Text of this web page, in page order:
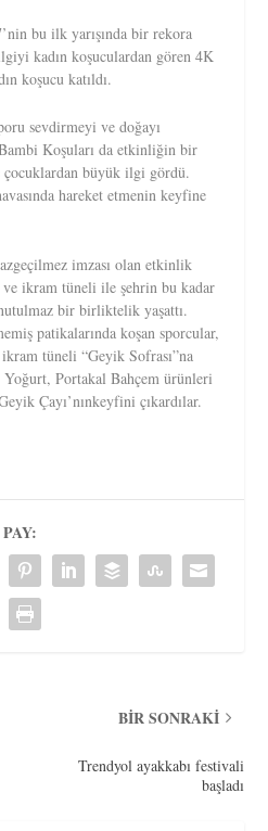
bu ilk yarışında bir rekora
kadın koşuculardan gören 4K
koşucu katıldı.
sevdirmeyi ve doğayı
Koşuları da etkinliğin bir
çocuklardan büyük ilgi gördü.
hareket etmenin keyfine
imzası olan etkinlik
ikram tüneli ile şehrin bu kadar
bir birliktelik yaşattı.
patikalarında koşan sporcular,
tüneli “Geyik Sofrası”na
Portakal Bahçem ürünleri
Çayı’nınkeyfini çıkardılar.
PAY:
BIR SONRAKI
Trendyol ayakkabı festivali
başladı